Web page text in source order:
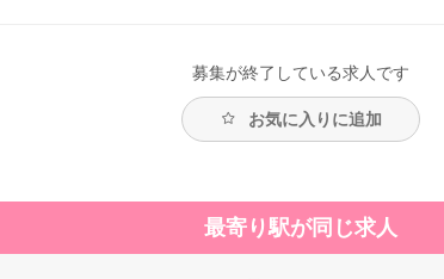
募集が終了している求人です
お気に入りに追加
最寄り駅が同じ求人